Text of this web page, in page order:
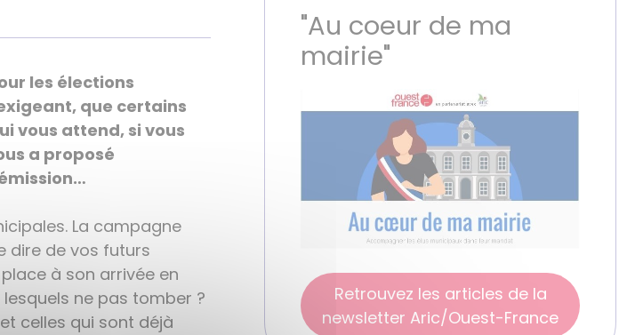
les élections
que certains
vous attend, si vous
a proposé
La campagne
dire de vos futurs
à son arrivée en
ne pas tomber ?
celles qui sont déjà
"Au coeur de ma
mairie"
Retrouvez les articles de la
newsletter Aric/Ouest-France